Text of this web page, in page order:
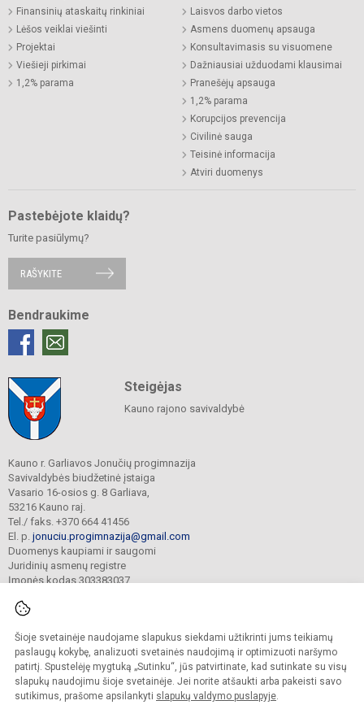
Šioje svetainėje naudojame slapukus siekdami užtikrinti jums teikiamų
paslaugų kokybę, analizuoti svetainės naudojimą ir optimizuoti naršymo
patirtį. Spustelėję mygtuką „Sutinku“, jūs patvirtinate, kad sutinkate su visų
slapukų naudojimu šioje svetainėje. Jei norite atšaukti arba pakeisti savo
sutikimus, prašome apsilankyti slapukų valdymo puslapyje.
Finansinių ataskaitų rinkiniai
Lėšos veiklai viešinti
Projektai
Viešieji pirkimai
1,2% parama
Laisvos darbo vietos
Asmens duomenų apsauga
Konsultavimasis su visuomene
Dažniausiai užduodami klausimai
Pranešėjų apsauga
1,2% parama
Korupcijos prevencija
Civilinė sauga
Teisinė informacija
Atviri duomenys
Pastebėjote klaidų?
Turite pasiūlymų?
RAŠYKITE
Bendraukime
Steigėjas
Kauno rajono savivaldybė
Kauno r. Garliavos Jonučių progimnazija
Savivaldybės biudžetinė įstaiga
Vasario 16-osios g. 8 Garliava,
53216 Kauno raj.
Tel./ faks. +370 664 41456
El. p. jonuciu.progimnazija@gmail.com
Duomenys kaupiami ir saugomi
Juridinių asmenų registre
Įmonės kodas 303383037
© 2023. Kauno r. Garliavos Jonučių progimnazija. Visos teisės saugomos.
Kopijuoti turinį be raštiško progimnazijos sutikimo griežtai draudžiama.
Prieinamumo paraiška Slapukų valdymas
Sumanus būdas atnaujinti